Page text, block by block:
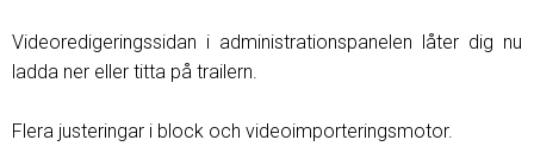
Videoredigeringssidan i administrationspanelen låter dig nu
ladda ner eller titta på trailern.
Flera justeringar i block och videoimporteringsmotor.